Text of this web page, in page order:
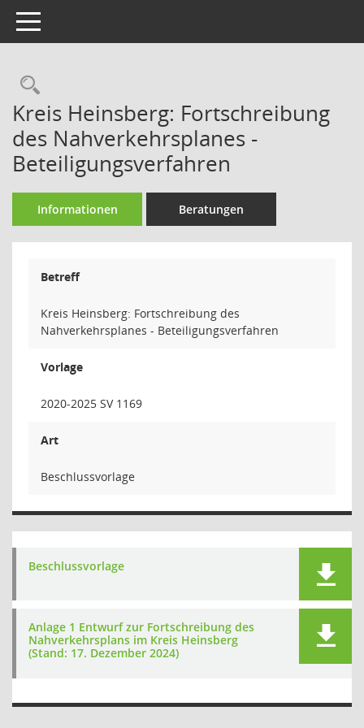
Toggle navigation
Rechercheauswahl
Kreis Heinsberg: Fortschreibung
des Nahverkehrsplanes -
Beteiligungsverfahren
Informationen Beratungen
Betreff
Kreis Heinsberg: Fortschreibung des
Nahverkehrsplanes - Beteiligungsverfahren
Vorlage
2020-2025 SV 1169
Art
Beschlussvorlage
Beschlussvorlage
Anlage 1 Entwurf zur Fortschreibung des
Nahverkehrsplans im Kreis Heinsberg
(Stand: 17. Dezember 2024)